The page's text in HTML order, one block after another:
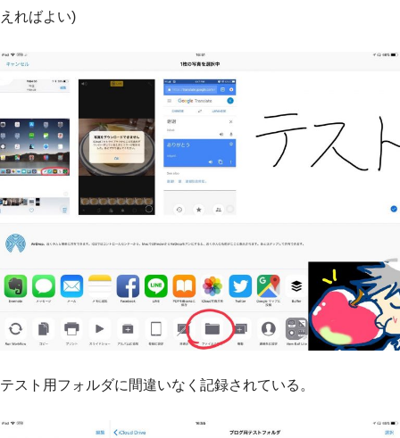
えればよい)
テスト用フォルダに間違いなく記録されている。